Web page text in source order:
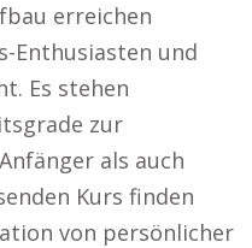
erreichen
Enthusiasten und
Es stehen
zur
als auch
Kurs finden
von persönlicher